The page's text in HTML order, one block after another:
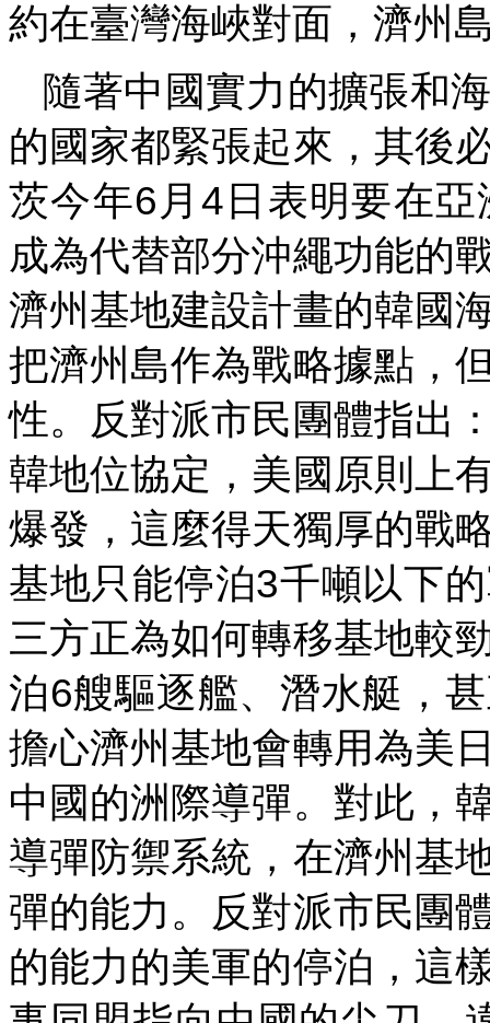
約在臺灣海峽對面，濟州
隨著中國實力的擴張和
的國家都緊張起來，其後
茨今年6 月 4 日表明要在
成為代替部分沖繩功能的
濟州基地建設計畫的韓國
把濟州島作為戰略據點，
性。反對派市民團體指出
韓地位協定，美國原則上
爆發，這麼得天獨厚的戰
基地只能停泊3千噸以下
三方正為如何轉移基地較
泊6艘驅逐艦、潛水艇，
擔心濟州基地會轉用為美
中國的洲際導彈。對此，
導彈防禦系統，在濟州基
彈的能力。反對派市民團
的能力的美軍的停泊，這